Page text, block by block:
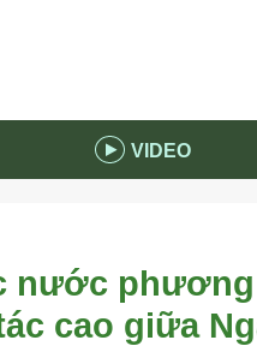
VIDEO
NABU
Tử vi hàng
nước phương
cao giữa